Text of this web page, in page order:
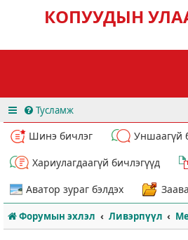
КОПУУДЫН
Тусламж
Шинэ бичлэг
Уншаагүй
Хариулагдаагүй бичлэгүүд
Аватор зураг бэлдэх
Форумын эхлэл Ливэрпүүл